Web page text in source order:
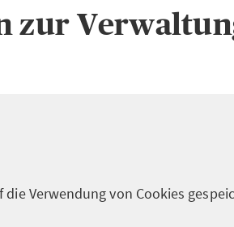
Verwendung von Cookies